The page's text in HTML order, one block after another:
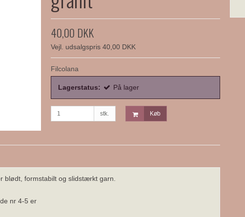
40,00 DKK
Vejl. udsalgspris 40,00 DKK
Filcolana
Lagerstatus: På lager
stk. Køb
blødt, formstabilt og slidstærkt garn.
nr 4-5 er